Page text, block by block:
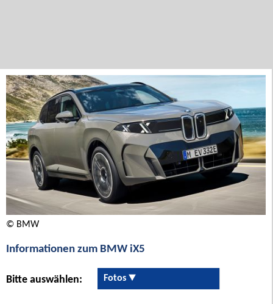
© BMW
Informationen zum BMW iX5
Bitte auswählen: Fotos